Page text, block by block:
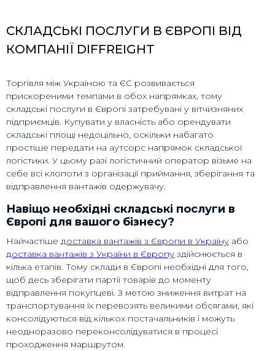
СКЛАДСЬКІ ПОСЛУГИ В ЄВРОПІ ВІД
КОМПАНІЇ DIFFREIGHT
Торгівля між Україною та ЄС розвивається
прискореними темпами в обох напрямках, тому
складські послуги в Європі затребувані у вітчизняних
підприємців. Купувати у власність або орендувати
складські площі недоцільно, оскільки набагато
простіше передати на аутсорс напрямок складської
логістики. У цьому разі логістичний оператор візьме на
себе всі клопоти з організації приймання, зберігання та
відправлення вантажів одержувачу.
Навіщо необхідні складські послуги в
Європі для вашого бізнесу?
Найчастіше доставка вантажів з Європи в Україну або
доставка вантажів з України в Європу здійснюється в
кілька етапів. Тому склади в Європі необхідні для того,
щоб десь зберігати партії товарів до моменту
відправлення покупцеві. З метою зниження витрат на
транспортування їх перевозять великими обсягами, які
консолідуються від кількох постачальників і можуть
неодноразово переконсолідуватися в процесі
проходження маршрутом.